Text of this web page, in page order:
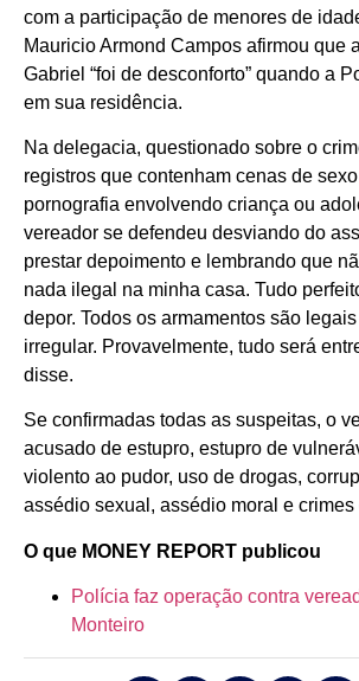
com a participação de menores de
Mauricio Armond Campos afirmou que
Gabriel “foi de desconforto” quando a
em sua residência.
Na delegacia, questionado sobre o
registros que contenham cenas de
pornografia envolvendo criança ou
vereador se defendeu desviando do
prestar depoimento e lembrando que
nada ilegal na minha casa. Tudo
depor. Todos os armamentos são
irregular. Provavelmente, tudo será
disse.
Se confirmadas todas as suspeitas, o
acusado de estupro, estupro de
violento ao pudor, uso de drogas,
assédio sexual, assédio moral e crimes
O que MONEY REPORT publicou
Polícia faz operação contra
Monteiro